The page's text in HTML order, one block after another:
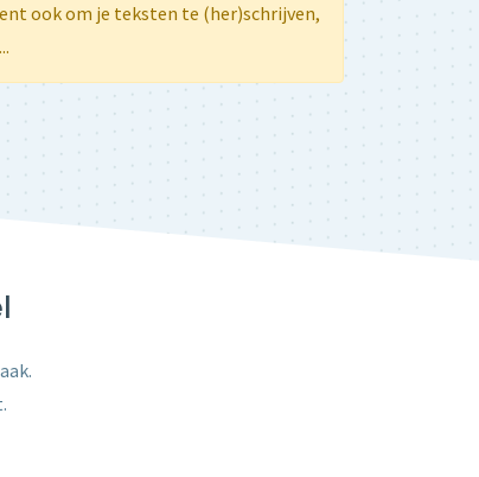
ook om je teksten te (her)schrijven,